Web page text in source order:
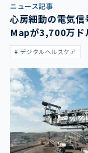
ニュース記事
心房細動の電気
Mapが3,700万ド
デジタルヘルスケア